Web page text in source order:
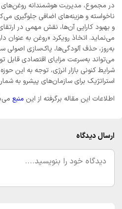
در مجموع، مدیریت هوشمندانه روغن‌های
ناخواسته و هزینه‌های اضافی جلوگیری
و بهبود کارایی آن‌ها، نقش مهمی در
می‌نماید. اتخاذ رویکرد «روغن به عنوان
به‌روز، حذف آلودگی‌ها، پاک‌سازی اصولی
می‌تواند به‌سرعت مزایای اقتصادی قابل
شرایط کنونی بازار انرژی، توجه به این
استراتژیک برای سازمان‌های پیشرو به
اطلاعات این مقاله برگرفته از این منبع
ارسال دیدگاه